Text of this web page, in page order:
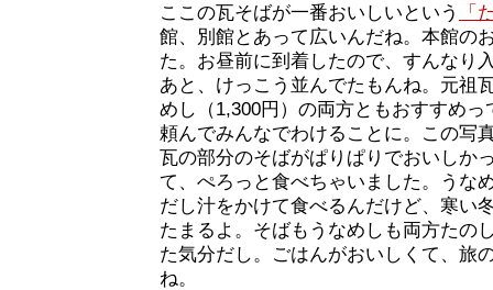
ここの瓦そばが一番おいしいという
「
館、別館とあって広いんだね。本館の
た。お昼前に到着したので、すんなり
あと、けっこう並んでたもんね。元祖
めし（1,300円）の両方ともおすすめ
頼んでみんなでわけることに。この写
瓦の部分のそばがぱりぱりでおいしか
て、ぺろっと食べちゃいました。うな
だし汁をかけて食べるんだけど、寒い
たまるよ。そばもうなめしも両方たの
た気分だし。ごはんがおいしくて、旅
ね。